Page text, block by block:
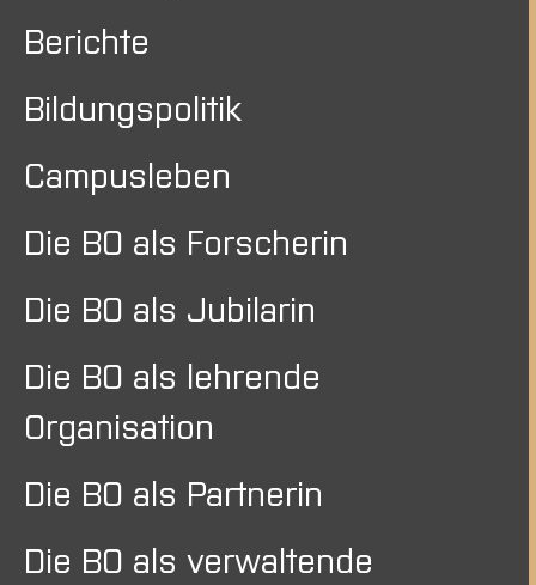
Berichte
Bildungspolitik
Campusleben
Die BO als Forscherin
Die BO als Jubilarin
Die BO als lehrende
Organisation
Die BO als Partnerin
Die BO als verwaltende